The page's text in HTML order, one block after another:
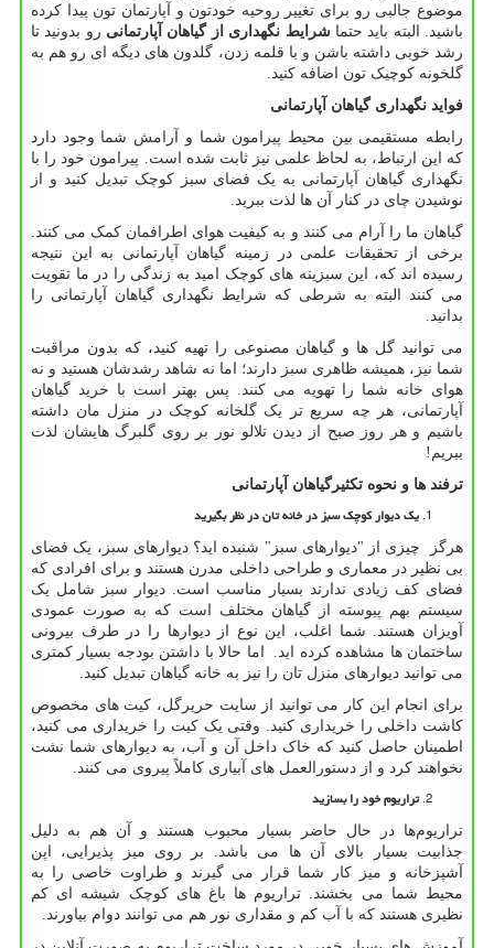
موضوع جالبی رو برای تغییر روحیه خودتون و آپارتمان تون پیدا کرده
باشید. البته باید حتماشرایط نگهداری از گیاهان آپارتمانی رو بدونید تا
رشد خوبی داشته باشن و با قلمه زدن، گلدون های دیگه ای رو هم به
گلخونه کوچیک تون اضافه کنید.
فواید نگهداری گیاهان آپارتمانی
رابطه مستقیمی بین محیط پیرامون شما و آرامش شما وجود دارد
که این ارتباط، به لحاظ علمی نیز ثابت شده است. پیرامون خود را با
نگهداری گیاهان آپارتمانی به یک فضای سبز کوچک تبدیل کنید و از
نوشیدن چای در کنار آن ها لذت ببرید.
گیاهان ما را آرام می کنند و به کیفیت هوای اطرافمان کمک می کنند.
برخی از تحقیقات علمی در زمینه گیاهان آپارتمانی به این نتیجه
رسیده اند که، این سبزینه های کوچک امید به زندگی را در ما تقویت
می کنند البته به شرطی که شرایط نگهداری گیاهان آپارتمانی را
بدانید.
می توانید گل ها و گیاهان مصنوعی را تهیه کنید، که بدون مراقبت
شما نیز، همیشه ظاهری سبز دارند؛ اما نه شاهد رشدشان هستید و نه
هوای خانه شما را تهویه می کنند. پس بهتر است با خرید گیاهان
آپارتمانی، هر چه سریع تر یک گلخانه کوچک در منزل مان داشته
باشیم و هر روز صبح از دیدن تلالو نور بر روی گلبرگ هایشان لذت
ببریم!
ترفند ها و نحوه تکثیرگیاهان آپارتمانی
یک دیوار کوچک سبز در خانه تان در نظر بگیرید
هرگز چیزی از "دیوارهای سبز" شنیده اید؟ دیوارهای سبز، یک فضای
بی نظیر در معماری و طراحی داخلی مدرن هستند و برای افرادی که
فضای کف زیادی ندارند بسیار مناسب است. دیوار سبز شامل یک
سیستم بهم پیوسته از گیاهان مختلف است که به صورت عمودی
آویزان هستند. شما اغلب، این نوع از دیوارها را در طرف بیرونی
ساختمان ها مشاهده کرده اید. اما حالا با داشتن بودجه بسیار کمتری
می توانید دیوارهای منزل تان را نیز به خانه گیاهان تبدیل کنید.
برای انجام این کار می توانید از سایت حریرگل، کیت های مخصوص
کاشت داخلی را خریداری کنید. وقتی یک کیت را خریداری می کنید،
اطمینان حاصل کنید که خاک داخل آن و آب، به دیوارهای شما نشت
نخواهند کرد و از دستورالعمل های آبیاری کاملاً پیروی می کنند.
تراریوم خود را بسازید
تراریوم‌ها در حال حاضر بسیار محبوب هستند و آن هم به دلیل
جذابیت بسیار بالای آن ها می باشد. بر روی میز پذیرایی، اپن
آشپزخانه و میز کار شما قرار می گیرند و طراوت خاصی را به
محیط شما می بخشند. تراریوم ها باغ های کوچک شیشه ای کم
نظیری هستند که با آب کم و مقداری نور هم می توانند دوام بیاورند.